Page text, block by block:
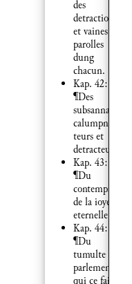
des
detractions
et vaines
parolles
dung
chacun.
Kap. 42:
¶Des
subsannateurs
calumpnia
teurs et
detracteurs.
Kap. 43:
¶Du
contempnement
de la ioye
eternelle.
Kap. 44:
¶Du
tumulte et
parlement